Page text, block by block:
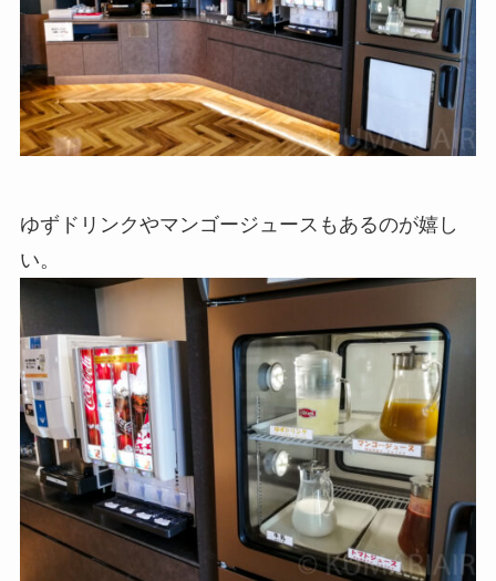
ゆずドリンクやマンゴージュースもあるのが嬉し
い。